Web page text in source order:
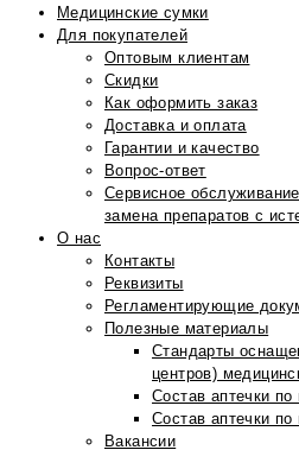
Медицинские сумки
Для покупателей
Оптовым клиентам
Скидки
Как оформить заказ
Доставка и оплата
Гарантии и качество
Вопрос-ответ
Сервисное
замена препаратов с
О нас
Контакты
Реквизиты
Регламентирующие
Полезные материалы
Стандарты
центров)
Состав аптечки по
Состав аптечки по
Вакансии